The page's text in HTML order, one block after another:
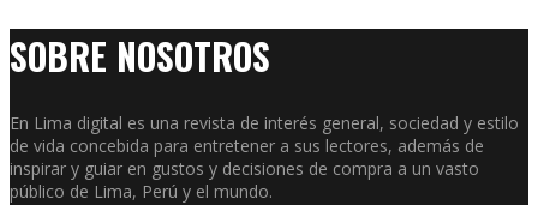
SOBRE NOSOTROS
En Lima digital es una revista de interés general, sociedad y estilo
de vida concebida para entretener a sus lectores, además de
inspirar y guiar en gustos y decisiones de compra a un vasto
público de Lima, Perú y el mundo.